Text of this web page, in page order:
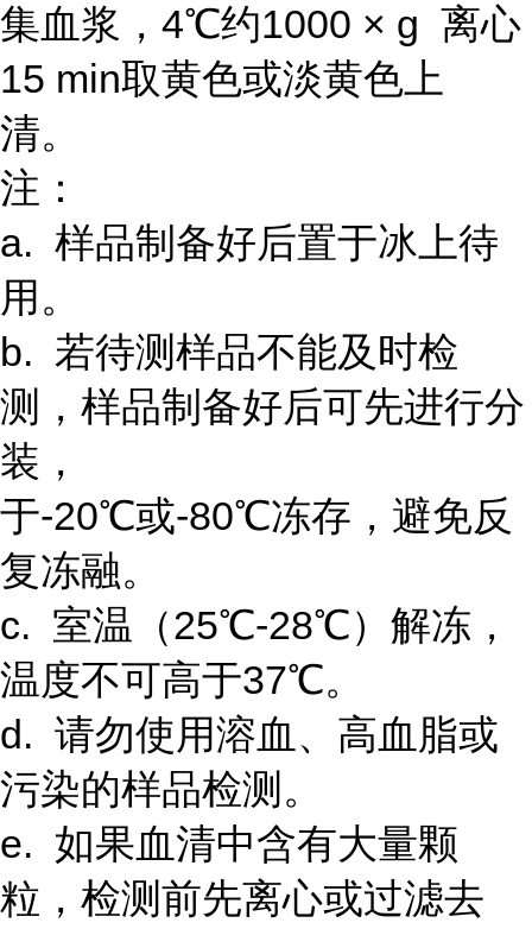
集血浆，4℃约1000 × g 离心
15 min取黄色或淡黄色上
清。
注：
a. 样品制备好后置于冰上待
用。
b. 若待测样品不能及时检
测，样品制备好后可先进行分
装，
于-20℃或-80℃冻存，避免反
复冻融。
c. 室温（25℃-28℃）解冻，
温度不可高于37℃。
d. 请勿使用溶血、高血脂或
污染的样品检测。
e. 如果血清中含有大量颗
粒，检测前先离心或过滤去